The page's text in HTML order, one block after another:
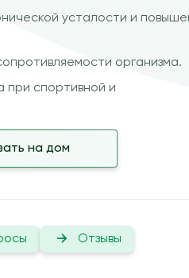
усталости и
организма.
при спортивной и
на дом
Отзывы